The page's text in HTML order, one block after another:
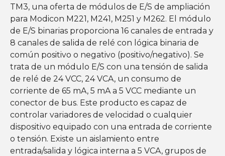
TM3, una oferta de módulos de E/S de ampliación
para Modicon M221, M241, M251 y M262. El módulo
de E/S binarias proporciona 16 canales de entrada y
8 canales de salida de relé con lógica binaria de
común positivo o negativo (positivo/negativo). Se
trata de un módulo E/S con una tensión de salida
de relé de 24 VCC, 24 VCA, un consumo de
corriente de 65 mA, 5 mA a 5 VCC mediante un
conector de bus. Este producto es capaz de
controlar variadores de velocidad o cualquier
dispositivo equipado con una entrada de corriente
o tensión. Existe un aislamiento entre
entrada/salida y lógica interna a 5 VCA, grupos de